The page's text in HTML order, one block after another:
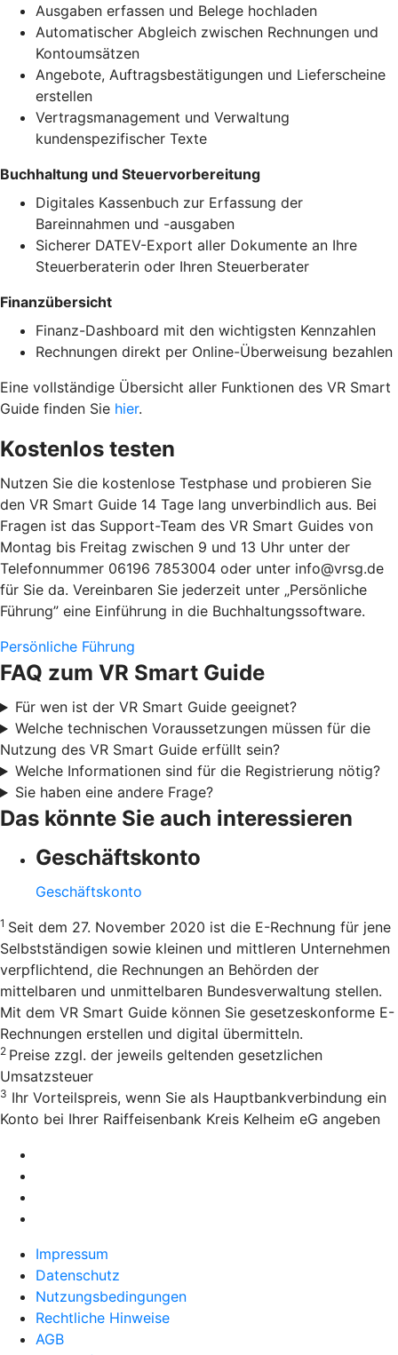
Ausgaben erfassen und Belege hochladen
Automatischer Abgleich zwischen Rechnungen und
Kontoumsätzen
Angebote, Auftragsbestätigungen und Lieferscheine
erstellen
Vertragsmanagement und Verwaltung
kundenspezifischer Texte
Buchhaltung und Steuervorbereitung
Digitales Kassenbuch zur Erfassung der
Bareinnahmen und -ausgaben
Sicherer DATEV-Export aller Dokumente an Ihre
Steuerberaterin oder Ihren Steuerberater
Finanzübersicht
Finanz-Dashboard mit den wichtigsten Kennzahlen
Rechnungen direkt per Online-Überweisung bezahlen
Eine vollständige Übersicht aller Funktionen des VR Smart
Guide finden Sie hier.
Kostenlos testen
Nutzen Sie die kostenlose Testphase und probieren Sie
den VR Smart Guide 14 Tage lang unverbindlich aus. Bei
Fragen ist das Support-Team des VR Smart Guides von
Montag bis Freitag zwischen 9 und 13 Uhr unter der
Telefonnummer 06196 7853004 oder unter info@vrsg.de
für Sie da. Vereinbaren Sie jederzeit unter „Persönliche
Führung” eine Einführung in die Buchhaltungssoftware.
Persönliche Führung
FAQ zum VR Smart Guide
Für wen ist der VR Smart Guide geeignet?
Welche technischen Voraussetzungen müssen für die
Nutzung des VR Smart Guide erfüllt sein?
Welche Informationen sind für die Registrierung nötig?
Sie haben eine andere Frage?
Das könnte Sie auch interessieren
Geschäftskonto
Geschäftskonto
1 Seit dem 27. November 2020 ist die E-Rechnung für jene
Selbstständigen sowie kleinen und mittleren Unternehmen
verpflichtend, die Rechnungen an Behörden der
mittelbaren und unmittelbaren Bundesverwaltung stellen.
Mit dem VR Smart Guide können Sie gesetzeskonforme E-
Rechnungen erstellen und digital übermitteln.
2 Preise zzgl. der jeweils geltenden gesetzlichen
Umsatzsteuer
3 Ihr Vorteilspreis, wenn Sie als Hauptbankverbindung ein
Konto bei Ihrer Raiffeisenbank Kreis Kelheim eG angeben
Impressum
Datenschutz
Nutzungsbedingungen
Rechtliche Hinweise
AGB